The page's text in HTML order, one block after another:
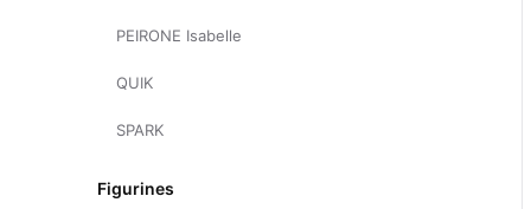
PEIRONE Isabelle
QUIK
SPARK
Figurines